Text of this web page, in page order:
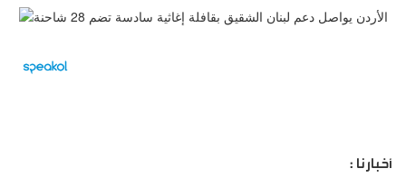
أخبارنا :